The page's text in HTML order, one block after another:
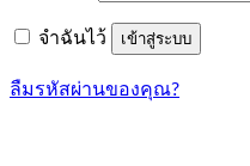
จำฉันไว้ เข้าสู่ระบบ
ลืมรหัสผ่านของคุณ?